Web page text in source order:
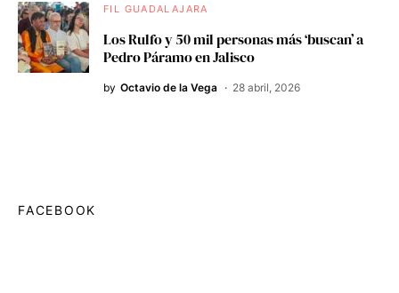
FIL GUADALAJARA
Los Rulfo y 50 mil personas más ‘buscan’ a
Pedro Páramo en Jalisco
by Octavio de la Vega 28 abril, 2026
FACEBOOK